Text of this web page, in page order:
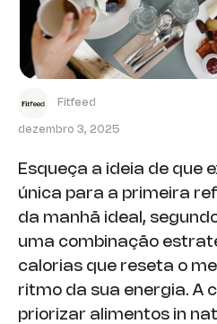
Fitfeed
dezembro 3, 2025
Esqueça a ideia de que
única para a primeira
da manhã ideal,
uma combinação
calorias que reseta o
ritmo da sua energia. A
priorizar alimentos in